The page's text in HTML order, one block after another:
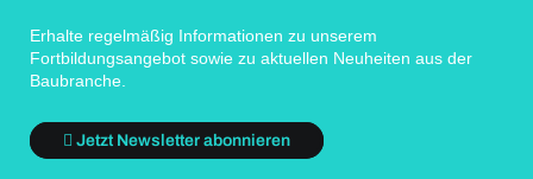
Erhalte regelmäßig Informationen zu unserem
Fortbildungsangebot sowie zu aktuellen Neuheiten aus der
Baubranche.
Jetzt Newsletter abonnieren